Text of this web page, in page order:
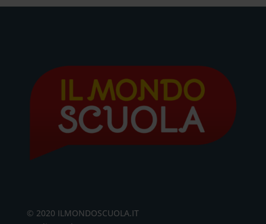
© 2020 ILMONDOSCUOLA.IT